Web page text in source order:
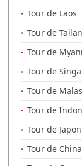
Tour de Laos
Tour de
Tour de
Tour de
Tour de
Tour de
Tour de Japon
Tour de China